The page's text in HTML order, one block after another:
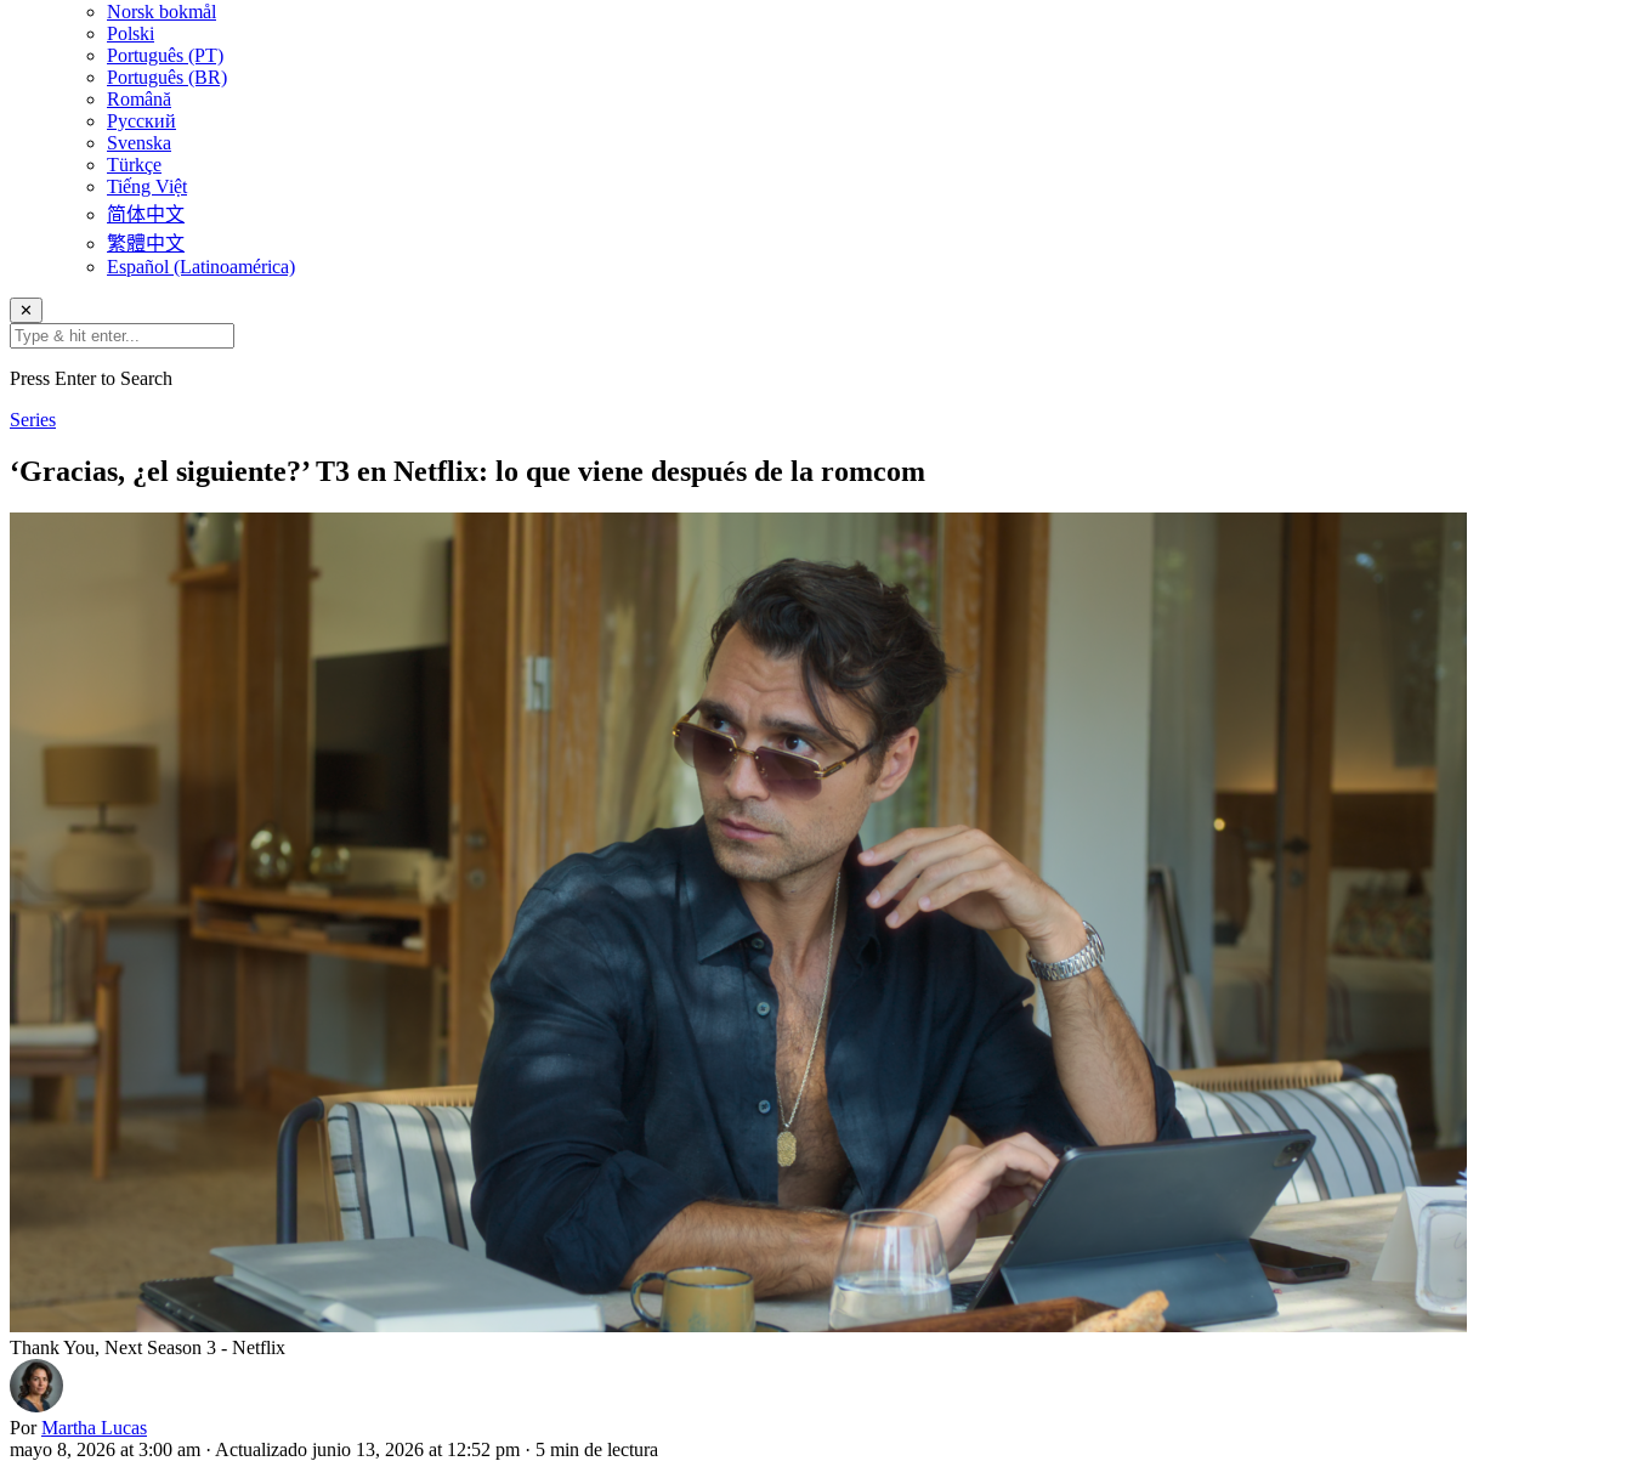
Norsk bokmål
Polski
Português (PT)
Português (BR)
Română
Русский
Svenska
Türkçe
Tiếng Việt
简体中文
繁體中文
Español (Latinoamérica)
✕
Press Enter to Search
Series
‘Gracias, ¿el siguiente?’ T3 en Netflix: lo que viene después de la romcom
Thank You, Next Season 3 - Netflix
Por Martha Lucas
mayo 8, 2026 at 3:00 am · Actualizado junio 13, 2026 at 12:52 pm · 5 min de lectura